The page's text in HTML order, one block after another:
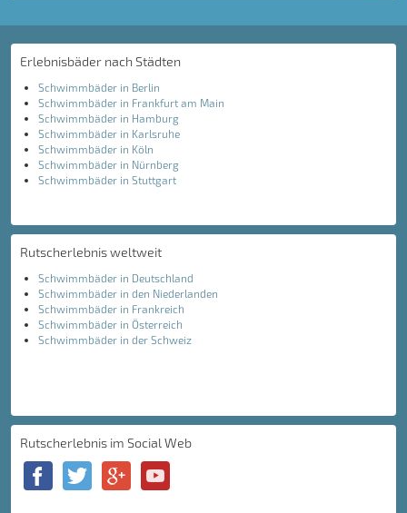
Erlebnisbäder nach Städten
Schwimmbäder in Berlin
Schwimmbäder in Frankfurt am Main
Schwimmbäder in Hamburg
Schwimmbäder in Karlsruhe
Schwimmbäder in Köln
Schwimmbäder in Nürnberg
Schwimmbäder in Stuttgart
Rutscherlebnis weltweit
Schwimmbäder in Deutschland
Schwimmbäder in den Niederlanden
Schwimmbäder in Frankreich
Schwimmbäder in Österreich
Schwimmbäder in der Schweiz
Rutscherlebnis im Social Web